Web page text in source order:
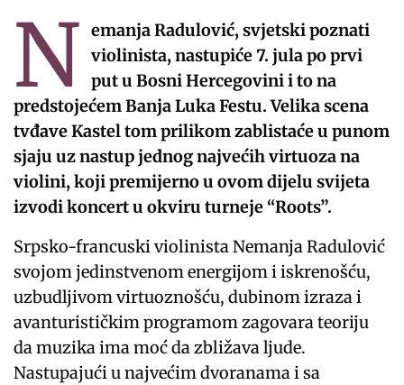
N emanja Radulović, svjetski poznati
violinista, nastupiće 7. jula po prvi
put u Bosni Hercegovini i to na
predstojećem Banja Luka Festu. Velika scena
tvđave Kastel tom prilikom zablistaće u punom
sjaju uz nastup jednog najvećih virtuoza na
violini, koji premijerno u ovom dijelu svijeta
izvodi koncert u okviru turneje “Roots”.
Srpsko-francuski violinista Nemanja Radulović
svojom jedinstvenom energijom i iskrenošću,
uzbudljivom virtuoznošću, dubinom izraza i
avanturističkim programom zagovara teoriju
da muzika ima moć da zbližava ljude.
Nastupajući u najvećim dvoranama i sa